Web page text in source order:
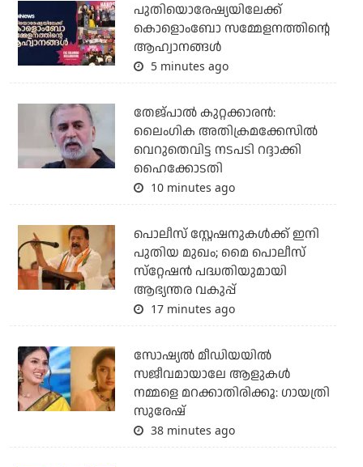
പുതിയൊരേഷ്യയിലേക്ക്
കൊളൊംബോ സമ്മേളനത്തിന്റെ
ആഹ്വാനങ്ങള്‍
5 minutes ago
തേജ്പാല്‍ കുറ്റക്കാരന്‍:
ലൈംഗിക അതിക്രമക്കേസില്‍
വെറുതെവിട്ട നടപടി റദ്ദാക്കി
ഹൈക്കോടതി
10 minutes ago
പൊലീസ് സ്റ്റേഷനുകള്‍ക്ക് ഇനി
പുതിയ മുഖം; മൈ പൊലീസ്
സ്‌റ്റേഷന്‍ പദ്ധതിയുമായി
ആഭ്യന്തര വകുപ്പ്
17 minutes ago
സോഷ്യൽ മീഡിയയിൽ
സജീവമായാലേ ആളുകൾ
നമ്മളെ മറക്കാതിരിക്കൂ: ഗായത്രി
സുരേഷ്
38 minutes ago